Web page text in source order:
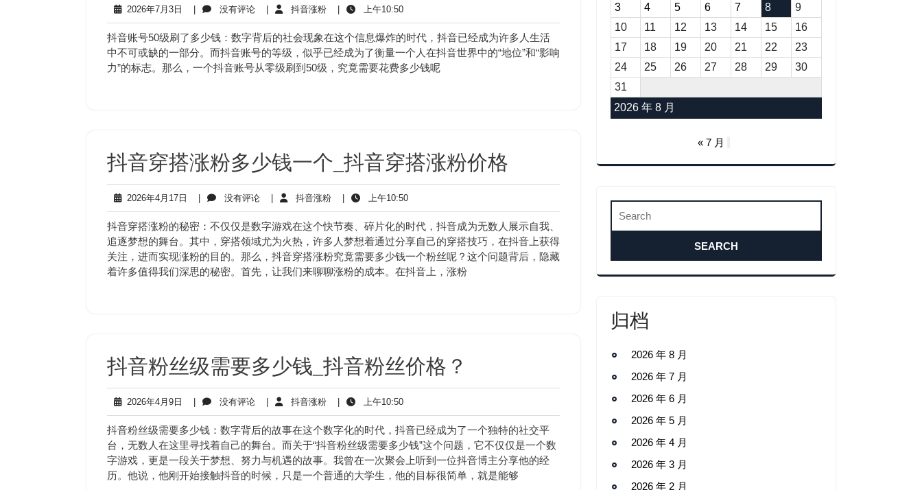
2026年7月3日
2026
年
7
月
3
日
没有评论没
有
评
论
抖音涨粉抖
音
涨
粉
上午10:50上
午
10:50
抖音账号50级刷了多少钱：数字背后的社会现象在这个信息爆炸的时代，抖音已经成为许多人生活
中不可或缺的一部分。而抖音账号的等级，似乎已经成为了衡量一个人在抖音世界中的“地位”和“影响
力”的标志。那么，一个抖音账号从零级刷到50级，究竟需要花费多少钱呢
抖音穿搭涨粉多少钱一个_抖音穿搭涨粉价格
2026年4月17日
2026
年
4
月
17
日
没有评论没
有
评
论
抖音涨粉抖
音
涨
粉
上午10:50上
午
10:50
抖音穿搭涨粉的秘密：不仅仅是数字游戏在这个快节奏、碎片化的时代，抖音成为无数人展示自我、
追逐梦想的舞台。其中，穿搭领域尤为火热，许多人梦想着通过分享自己的穿搭技巧，在抖音上获得
关注，进而实现涨粉的目的。那么，抖音穿搭涨粉究竟需要多少钱一个粉丝呢？这个问题背后，隐藏
着许多值得我们深思的秘密。首先，让我们来聊聊涨粉的成本。在抖音上，涨粉
抖音粉丝级需要多少钱_抖音粉丝价格？
2026年4月9日
2026
年
4
月
9
日
没有评论没
有
评
论
抖音涨粉抖
音
涨
粉
上午10:50上
午
10:50
抖音粉丝级需要多少钱：数字背后的故事在这个数字化的时代，抖音已经成为了一个独特的社交平
台，无数人在这里寻找着自己的舞台。而关于“抖音粉丝级需要多少钱”这个问题，它不仅仅是一个数
字游戏，更是一段关于梦想、努力与机遇的故事。我曾在一次聚会上听到一位抖音博主分享他的经
历。他说，他刚开始接触抖音的时候，只是一个普通的大学生，他的目标很简单，就是能够
2026 年 8 月
3
4 5 6 7 8
9
10
11 12 13 14 15
16
17
18 19 20 21 22
23
24
25 26 27 28 29
30
31
« 7 月
归档
2026 年 8 月
2026 年 7 月
2026 年 6 月
2026 年 5 月
2026 年 4 月
2026 年 3 月
2026 年 2 月